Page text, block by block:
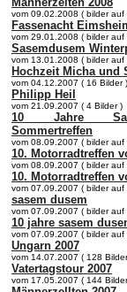
vom 09.02.2008 ( bilder auf
Fassenacht
vom 29.01.2008 ( bilder auf
Sasemdusem
vom 13.01.2008 ( bilder auf
Hochzeit Micha und
vom 04.12.2007 ( 16 Bilder )
Philipp Heil
vom 21.09.2007 ( 4 Bilder )
10 Jahre
Sommertreffen
vom 08.09.2007 ( bilder auf
10. Motorradtreffen
vom 08.09.2007 ( bilder auf
10. Motorradtreffen
vom 07.09.2007 ( bilder auf
sasem dusem
vom 07.09.2007 ( bilder auf
10 jahre sasem
vom 07.09.2007 ( bilder auf
Ungarn 2007
vom 14.07.2007 ( 128
Vatertagstour 2007
vom 17.05.2007 ( 144